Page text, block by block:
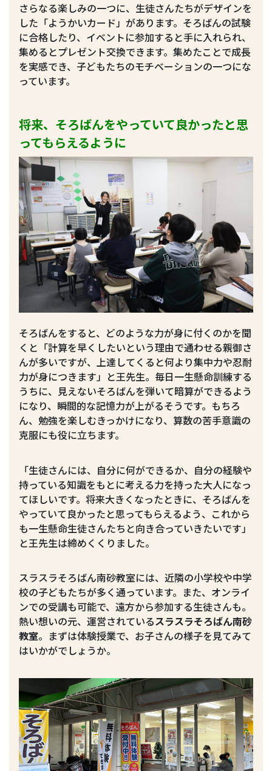
さらなる楽しみの一つに、生徒さんたちがデザインを
した「ようかいカード」があります。そろばんの試験
に合格したり、イベントに参加すると手に入れられ、
集めるとプレゼント交換できます。集めたことで成長
を実感でき、子どもたちのモチベーションの一つにな
っています。
将来、そろばんをやっていて良かったと思
ってもらえるように
そろばんをすると、どのような力が身に付くのかを聞
くと「計算を早くしたいという理由で通わせる親御さ
んが多いですが、上達してくると何より集中力や忍耐
力が身につきます」と王先生。毎日一生懸命訓練する
うちに、見えないそろばんを弾いて暗算ができるよう
になり、瞬間的な記憶力が上がるそうです。もちろ
ん、勉強を楽しむきっかけになり、算数の苦手意識の
克服にも役に立ちます。
「生徒さんには、自分に何ができるか、自分の経験や
持っている知識をもとに考える力を持った大人になっ
てほしいです。将来大きくなったときに、そろばんを
やっていて良かったと思ってもらえるよう、これから
も一生懸命生徒さんたちと向き合っていきたいです」
と王先生は締めくくりました。
スラスラそろばん南砂教室には、近隣の小学校や中学
校の子どもたちが多く通っています。また、オンライ
ンでの受講も可能で、遠方から参加する生徒さんも。
熱い想いの元、運営されているスラスラそろばん南砂
教室。まずは体験授業で、お子さんの様子を見てみて
はいかがでしょうか。